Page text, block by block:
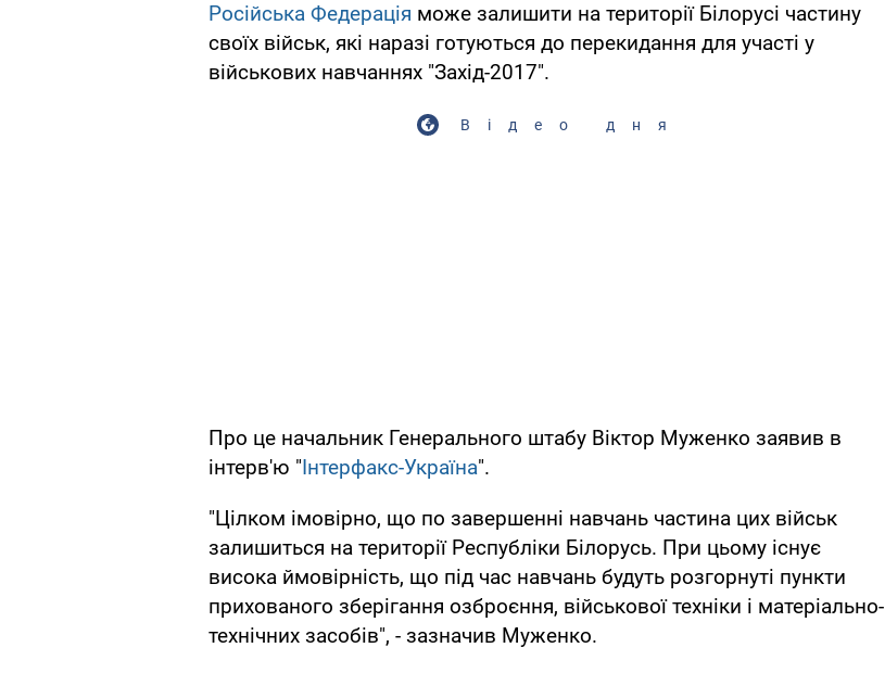
Російська Федерація може залишити на території Білорусі частину
своїх військ, які наразі готуються до перекидання для участі у
військових навчаннях "Захід-2017".
Відео дня
Про це начальник Генерального штабу Віктор Муженко заявив в
інтерв'ю "Інтерфакс-Україна".
"Цілком імовірно, що по завершенні навчань частина цих військ
залишиться на території Республіки Білорусь. При цьому існує
висока ймовірність, що під час навчань будуть розгорнуті пункти
прихованого зберігання озброєння, військової техніки і матеріально-
технічних засобів", - зазначив Муженко.